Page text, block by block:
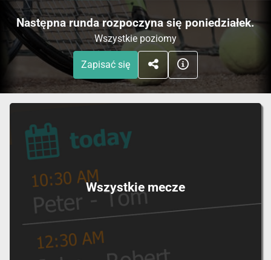
Następna runda rozpoczyna się poniedziałek.
Wszystkie poziomy
Zapisać się
Wszystkie mecze